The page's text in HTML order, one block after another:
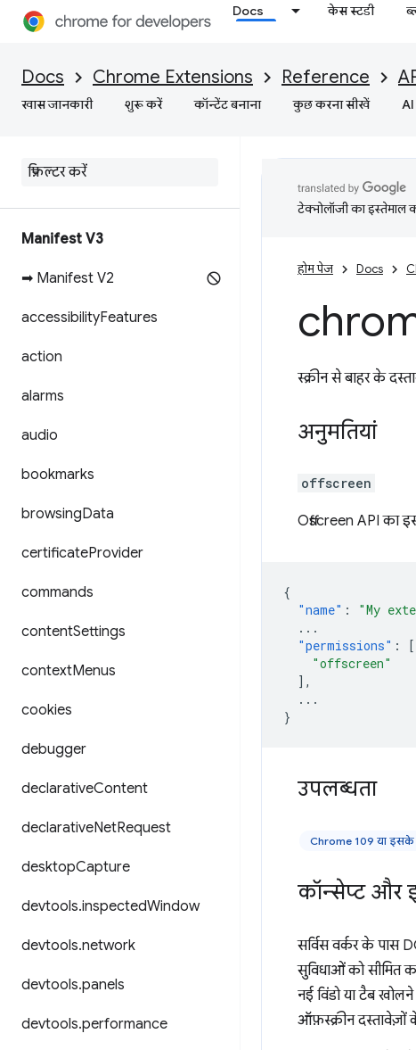
Docs केस स्टडी
Docs Chrome Extensions Reference
खास जानकारी शुरू करें कॉन्टेंट बनाना कुछ करना सीखें AI
Manifest V3
➡ Manifest V2
accessibilityFeatures
action
alarms
audio
bookmarks
browsingData
certificateProvider
commands
contentSettings
contextMenus
cookies
debugger
declarativeContent
declarativeNetRequest
desktopCapture
devtools.inspectedWindow
devtools.network
devtools.panels
devtools.performance
टेक्नोलॉजी का इस्तेमाल
होम पेज Docs
स्क्रीन से बाहर के
अनुमतियां
offscreen
Offscreen API का
{
"name" : "My
...
"permissions" :
[
"offscreen"
],
...
}
उपलब्धता
Chrome 109 या इसके
कॉन्सेप्ट और
सर्विस वर्कर के पास
सुविधाओं को सीमित
नई विंडो या टैब
ऑफ़स्क्रीन दस्तावेज़ों